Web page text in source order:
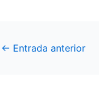
← Entrada anterior